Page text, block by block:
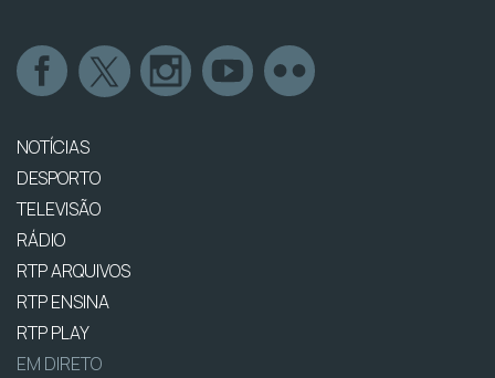
NOTÍCIAS
DESPORTO
TELEVISÃO
RÁDIO
RTP ARQUIVOS
RTP ENSINA
RTP PLAY
EM DIRETO